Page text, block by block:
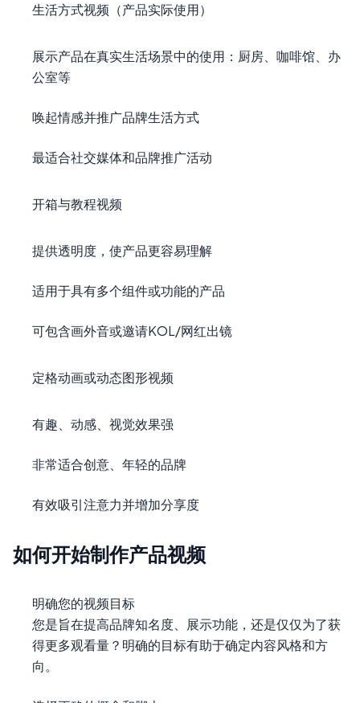
生活方式视频（产品实际使用）
展示产品在真实生活场景中的使用：厨房、咖啡馆、办
公室等
唤起情感并推广品牌生活方式
最适合社交媒体和品牌推广活动
开箱与教程视频
提供透明度，使产品更容易理解
适用于具有多个组件或功能的产品
可包含画外音或邀请KOL/网红出镜
定格动画或动态图形视频
有趣、动感、视觉效果强
非常适合创意、年轻的品牌
有效吸引注意力并增加分享度
如何开始制作产品视频
明确您的视频目标
您是旨在提高品牌知名度、展示功能，还是仅仅为了获
得更多观看量？明确的目标有助于确定内容风格和方
向。